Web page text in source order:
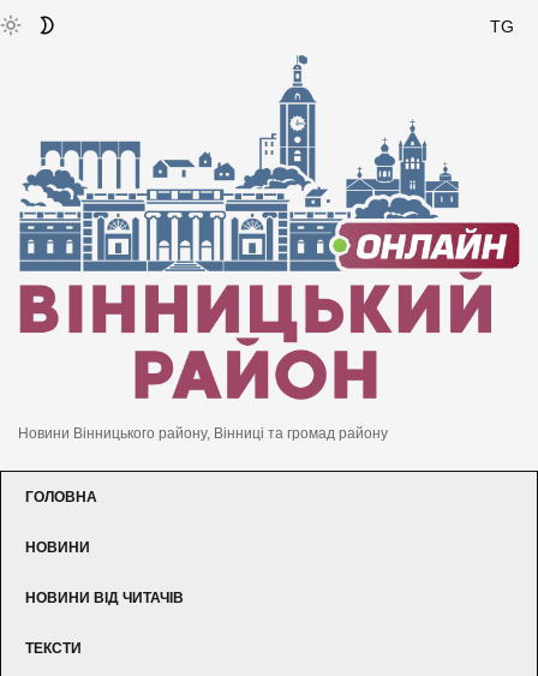
TG
Новини Вінницького району, Вінниці та громад району
ГОЛОВНА
НОВИНИ
НОВИНИ ВІД ЧИТАЧІВ
ТЕКСТИ